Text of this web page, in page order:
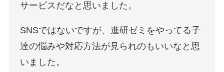
サービスだなと思いました。
SNSではないですが、進研ゼミをやってる子
達の悩みや対応方法が見られのもいいなと思
いました。